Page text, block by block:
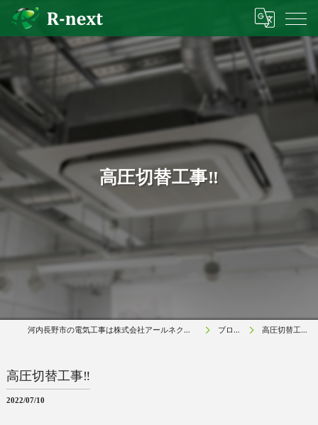
高圧切替工事‼︎
河内長野市の電気工事は株式会社アールネクスト ブログ 高圧切替工事‼︎
高圧切替工事‼︎
2022/07/10